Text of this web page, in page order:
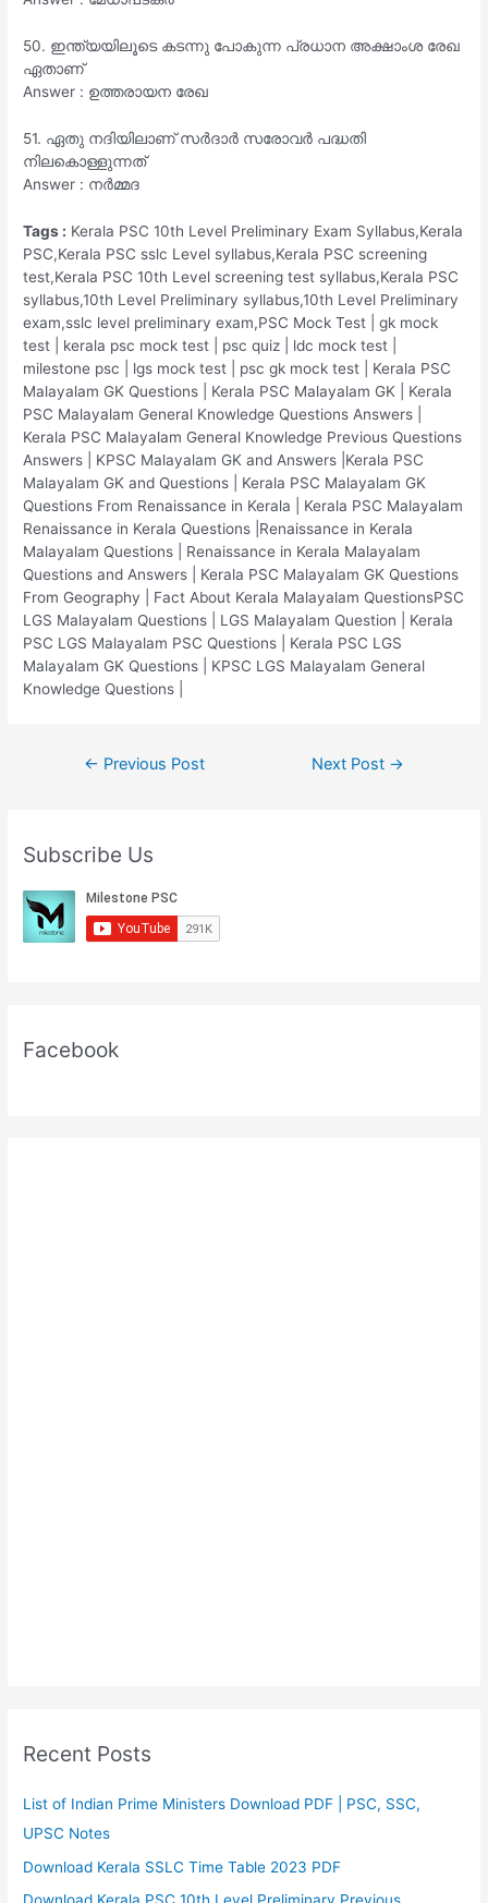
50. ഇന്ത്യയിലൂടെ കടന്നു പോകുന്ന പ്രധാന അക്ഷാംശ രേഖ
ഏതാണ്
Answer : ഉത്തരായന രേഖ
51. ഏതു നദിയിലാണ് സർദാർ സരോവർ പദ്ധതി
നിലകൊള്ളുന്നത്
Answer : നർമ്മദ
Tags : Kerala PSC 10th Level Preliminary Exam Syllabus,Kerala
PSC,Kerala PSC sslc Level syllabus,Kerala PSC screening
test,Kerala PSC 10th Level screening test syllabus,Kerala PSC
syllabus,10th Level Preliminary syllabus,10th Level Preliminary
exam,sslc level preliminary exam,PSC Mock Test | gk mock
test | kerala psc mock test | psc quiz | ldc mock test |
milestone psc | lgs mock test | psc gk mock test | Kerala PSC
Malayalam GK Questions | Kerala PSC Malayalam GK | Kerala
PSC Malayalam General Knowledge Questions Answers |
Kerala PSC Malayalam General Knowledge Previous Questions
Answers | KPSC Malayalam GK and Answers |Kerala PSC
Malayalam GK and Questions | Kerala PSC Malayalam GK
Questions From Renaissance in Kerala | Kerala PSC Malayalam
Renaissance in Kerala Questions |Renaissance in Kerala
Malayalam Questions | Renaissance in Kerala Malayalam
Questions and Answers | Kerala PSC Malayalam GK Questions
From Geography | Fact About Kerala Malayalam QuestionsPSC
LGS Malayalam Questions | LGS Malayalam Question | Kerala
PSC LGS Malayalam PSC Questions | Kerala PSC LGS
Malayalam GK Questions | KPSC LGS Malayalam General
Knowledge Questions |
← Previous Post Next Post →
Subscribe Us
Facebook
Recent Posts
List of Indian Prime Ministers Download PDF | PSC, SSC,
UPSC Notes
Download Kerala SSLC Time Table 2023 PDF